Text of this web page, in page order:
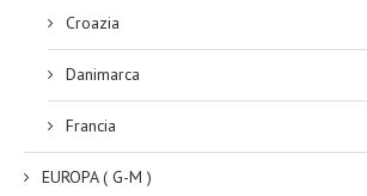
Croazia
Danimarca
Francia
EUROPA ( G-M )